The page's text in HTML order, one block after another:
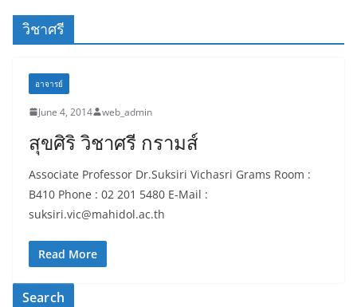
วิชาศรี
อาจารย์
June 4, 2014 web_admin
สุขศิริ วิชาศรี กรามส์
Associate Professor Dr.Suksiri Vichasri Grams Room :
B410 Phone : 02 201 5480 E-Mail :
suksiri.vic@mahidol.ac.th
Read More
Search